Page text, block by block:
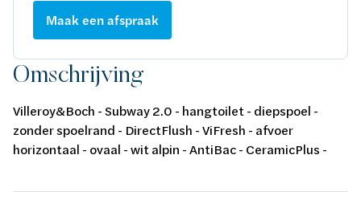
Maak een afspraak
Omschrijving
Villeroy&Boch - Subway 2.0 - hangtoilet - diepspoel -
zonder spoelrand - DirectFlush - ViFresh - afvoer
horizontaal - ovaal - wit alpin - AntiBac - CeramicPlus -